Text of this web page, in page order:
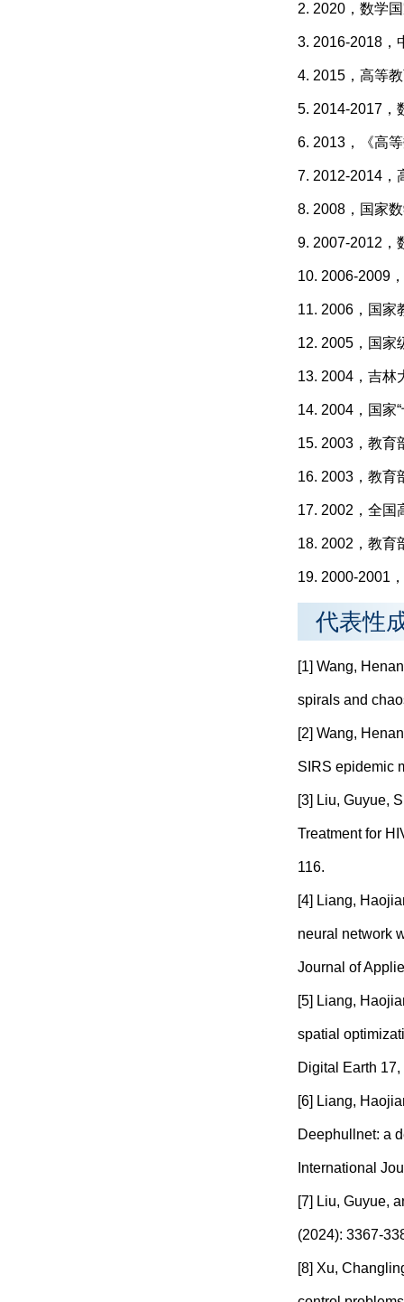
2. 2020，数学
3. 2016-2018，
4. 2015，高等
5. 2014-2017，
6. 2013，《高
7. 2012-2014，
8. 2008，国家
9. 2007-2012，
10. 2006-2009
11. 2006，国家
12. 2005，国家
13. 2004，吉林
14. 2004，国家
15. 2003，教育
16. 2003，教育
17. 2002，全国
18. 2002，教育
19. 2000-2001
代表性
[1] Wang,
spirals and
[2] Wang,
SIRS epidemic
[3] Liu, Guyue,
Treatment for
116.
[4] Liang,
neural network
Journal of
[5] Liang,
spatial
Digital Earth
[6] Liang,
Deephullnet: a
International
[7] Liu, Guyue,
(2024): 3367-
[8] Xu,